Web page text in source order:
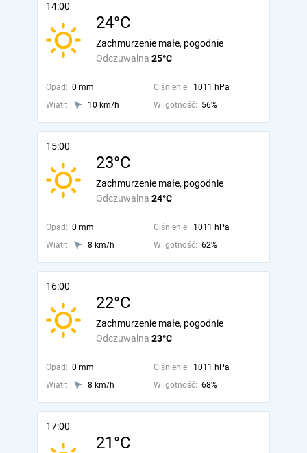
14:00
24°C
Odczuwalna 25°C
Zachmurzenie małe, pogodnie
Opad: 0 mm Ciśnienie: 1011 hPa
Wiatr:
10 km/h Wilgotność: 56%
15:00
23°C
Odczuwalna 24°C
Zachmurzenie małe, pogodnie
Opad: 0 mm Ciśnienie: 1011 hPa
Wiatr:
8 km/h Wilgotność: 62%
16:00
22°C
Odczuwalna 23°C
Zachmurzenie małe, pogodnie
Opad: 0 mm Ciśnienie: 1011 hPa
Wiatr:
8 km/h Wilgotność: 68%
17:00
21°C